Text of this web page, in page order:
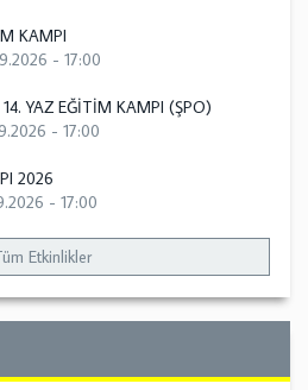
KAMPI
- 17:00
YAZ EĞİTİM KAMPI (ŞPO)
- 17:00
2026
- 17:00
Etkinlikler